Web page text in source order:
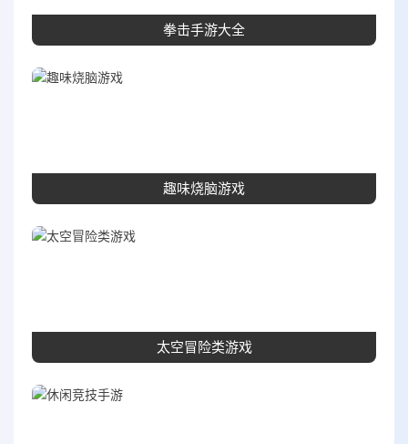
拳击手游大全
趣味烧脑游戏
太空冒险类游戏